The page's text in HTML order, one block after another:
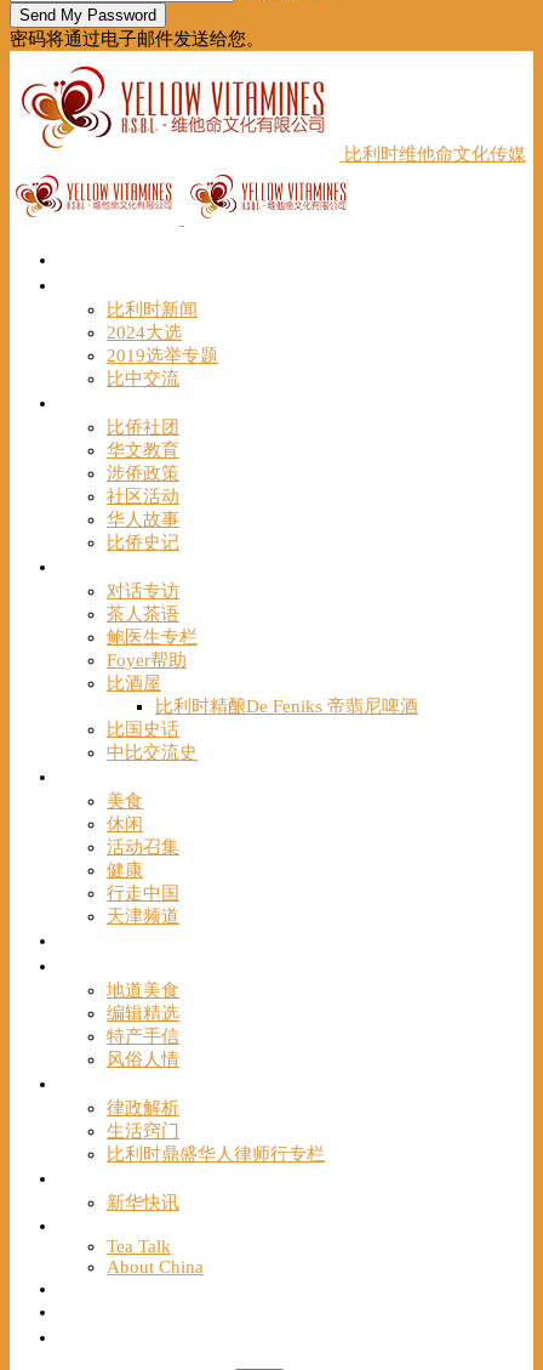
密码将通过电子邮件发送给您。
比利时维他命文化传媒
比利时新闻
2024大选
2019选举专题
比中交流
比侨社团
华文教育
涉侨政策
社区活动
华人故事
比侨史记
对话专访
茶人茶语
鲍医生专栏
Foyer帮助
比酒屋
比利时精酿De Feniks 帝翡尼啤酒
比国史话
中比交流史
美食
休闲
活动召集
健康
行走中国
天津频道
地道美食
编辑精选
特产手信
风俗人情
律政解析
生活窍门
比利时鼎盛华人律师行专栏
新华快讯
Tea Talk
About China